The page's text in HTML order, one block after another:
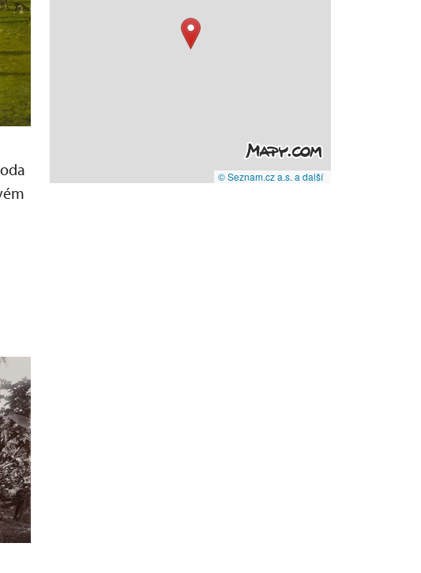
© Seznam.cz a.s. a další